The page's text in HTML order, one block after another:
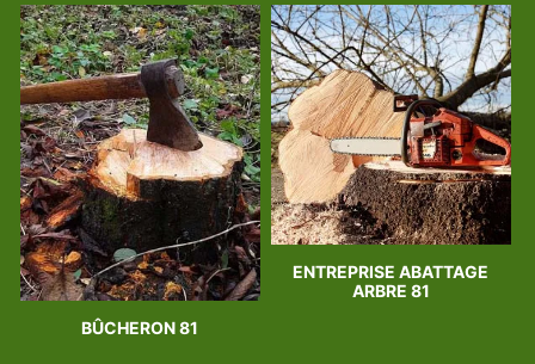
BÛCHERON 81
ENTREPRISE ABATTAGE
ARBRE 81